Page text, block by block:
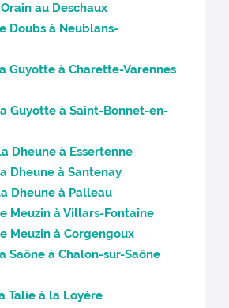
au Deschaux
Doubs à Neublans-
Guyotte à Charette-Varennes
Guyotte à Saint-Bonnet-en-
Dheune à Essertenne
Dheune à Santenay
Dheune à Palleau
Meuzin à Villars-Fontaine
Meuzin à Corgengoux
Saône à Chalon-sur-Saône
Talie à la Loyère